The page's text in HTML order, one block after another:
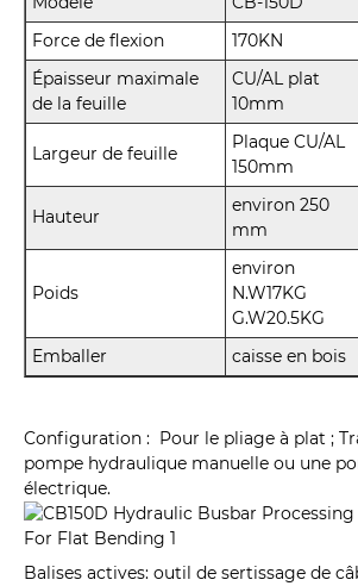
Force de flexion
170KN
Épaisseur maximale
de la feuille
CU/AL plat
10mm
Largeur de feuille
Plaque CU/AL
150mm
Hauteur
environ 250
mm
Poids
environ
N.W17KG
G.W20.5KG
Emballer
caisse en bois
Configuration : Pour le pliage à plat ;
pompe hydraulique manuelle ou une
électrique.
Balises actives: outil de sertissage de